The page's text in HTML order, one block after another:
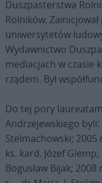
Duszpasterstwa
Rolników.
uniwersytetów
Wydawnictwo
mediacjach w czasie
rządem. Był
Do tej pory
Andrzejewskiego
Stelmachowski; 2005
ks. kard. Józef
Bogusław Bijak; 2008